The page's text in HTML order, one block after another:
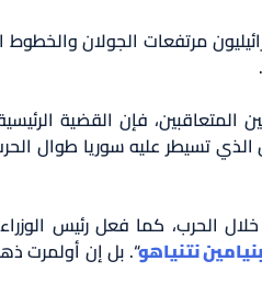
مرتفعات الجولان والخطوط
فإن القضية
تسيطر عليه سوريا طوال الحرب
الحرب، كما فعل رئيس الوزراء
بنيامين نتنياهو“. بل إن أولمرت